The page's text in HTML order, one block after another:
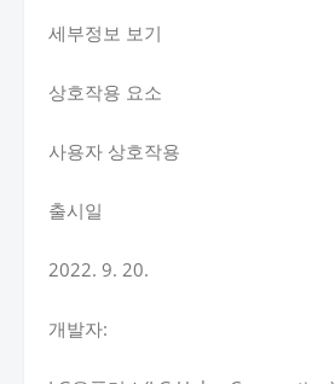
세부정보 보기
상호작용 요소
사용자 상호작용
출시일
2022. 9. 20.
개발자: